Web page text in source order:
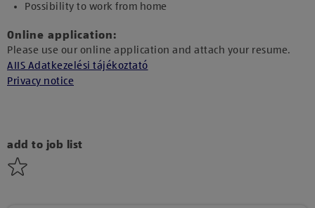
Possibility to work from home
Online application:
Please use our online application and attach your resume.
AIIS Adatkezelési tájékoztató
Privacy notice
add to job list